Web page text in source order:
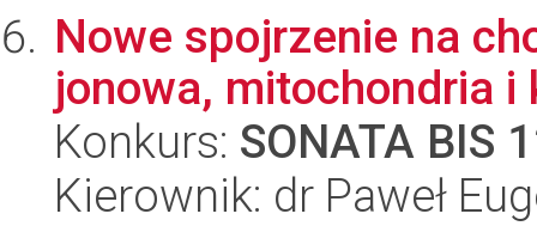
Nowe spojrzenie na
jonowa, mitochondria i
Konkurs: SONATA BIS
Kierownik: dr Paweł